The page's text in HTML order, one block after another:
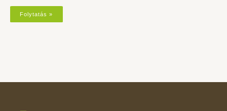
Folytatás »